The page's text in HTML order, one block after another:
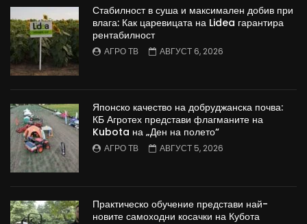
Стабилност в суша и максимален добив при
влага: Как царевицата на Lidea гарантира
рентабилност
АГРО ТВ АВГУСТ 6, 2026
Японско качество на добруджанска почва:
КБ Агротех представи флагманите на
Kubota на „Ден на полето“
АГРО ТВ АВГУСТ 5, 2026
Практическо обучение представи най-
новите самоходни косачки на Кубота